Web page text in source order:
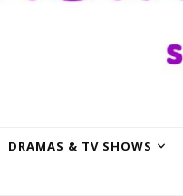
DRAMAS & TV SHOWS